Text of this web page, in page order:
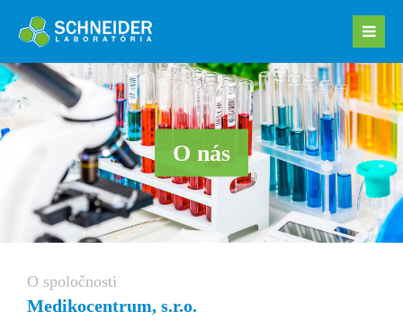
O nás
O spoločnosti
Medikocentrum, s.r.o.